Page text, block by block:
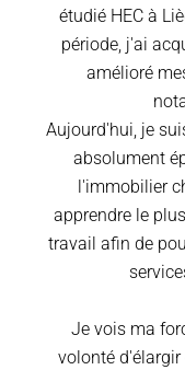
étudié HEC à
période, j'ai
amélioré
Aujourd'hui, je
absolument
l'immobilier
apprendre le
travail afin de
Je vois ma
volonté